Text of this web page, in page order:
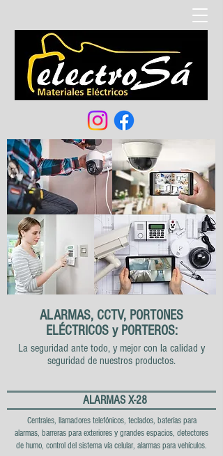
ALARMAS, CCTV, PORTONES
ELÉCTRICOS y PORTEROS:
La seguridad ante todo, y mejor con la calidad y
seguridad de nuestros productos.
ALARMAS X-28
Centrales, llamadores telefónicos, teclados, baterías para
alarmas, barreras para exteriores y grandes espacios, detectores
de humo, control del sistema vía celular, alarmas para vehículos.